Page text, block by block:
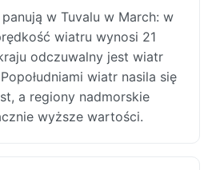
w Tuvalu w March: w
wiatru wynosi 21
odczuwalny jest wiatr
wiatr nasila się
a regiony nadmorskie
wyższe wartości.